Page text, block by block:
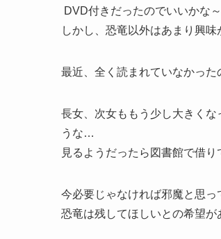
DVD付きだったのでいいかな
しかし、恐竜以外はあまり興味
最近、全く読まれていなかった
長女、次女ももう少し大きく
うな…
見るようだったら図書館で借り
今必要じゃなければ邪魔と思っ
恐竜は残してほしいとの希望が